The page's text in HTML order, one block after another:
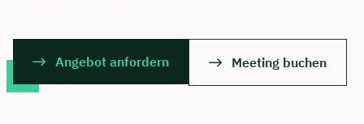
Angebot anfordern Meeting buchen